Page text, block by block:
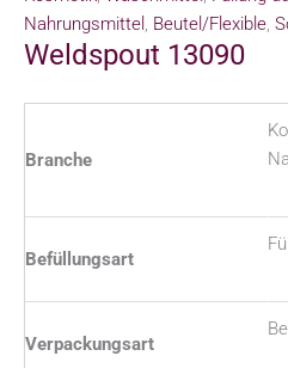
Nahrungsmittel , Beutel/Flexible,
Weldspout 13090
Branche
Befüllungsart
Verpackungsart